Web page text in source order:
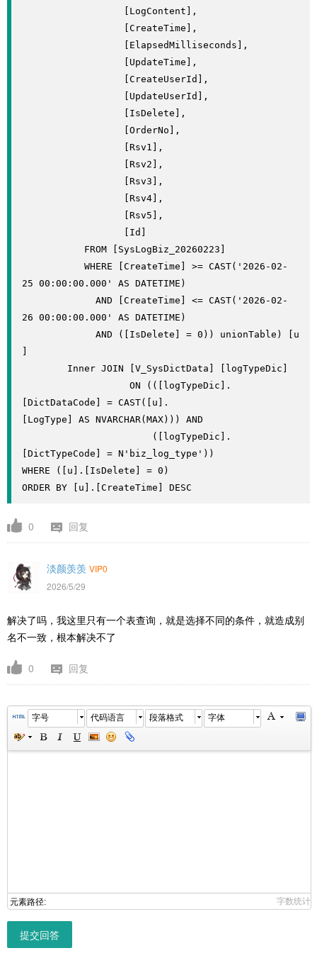
[LogContent],
[CreateTime],
[ElapsedMilliseconds],
[UpdateTime],
[CreateUserId],
[UpdateUserId],
[IsDelete],
[OrderNo],
[Rsv1],
[Rsv2],
[Rsv3],
[Rsv4],
[Rsv5],
[Id]
FROM [SysLogBiz_20260223]
WHERE [CreateTime] >= CAST('2026-02-
25 00:00:00.000' AS DATETIME)
AND [CreateTime] <= CAST('2026-02-
26 00:00:00.000' AS DATETIME)
AND ([IsDelete] = 0)) unionTable) [u
Inner JOIN [V_SysDictData] [logTypeDic]
ON (([logTypeDic].
[DictDataCode] = CAST([u].
[LogType] AS NVARCHAR(MAX))) AND
([logTypeDic].
[DictTypeCode] = N'biz_log_type'))
WHERE ([u].[IsDelete] = 0)
ORDER BY [u].[CreateTime] DESC
0 回复
淡颜羡羡 VIP0
2026/5/29
解决了吗，我这里只有一个表查询，就是选择不同的条件，就造成别
名不一致，根本解决不了
0 回复
字号 代码语言 段落格式 字体
元素路径: 字数统计
提交回答